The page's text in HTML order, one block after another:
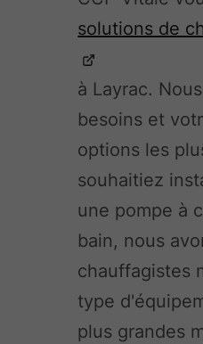
solutions de
à Layrac.
besoins et
options les
souhaitiez
une pompe à
bain, nous
chauffagistes
type
plus grandes